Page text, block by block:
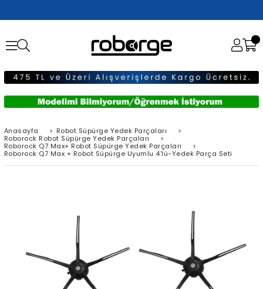
Anasayfa > Robot Süpürge Yedek Parçaları
>
Roborock Robot Süpürge Yedek Parçaları
>
Roborock Q7 Max+ Robot Süpürge Yedek Parçaları
>
Roborock Q7 Max + Robot Süpürge Uyumlu 4'lü-Yedek Parça Seti